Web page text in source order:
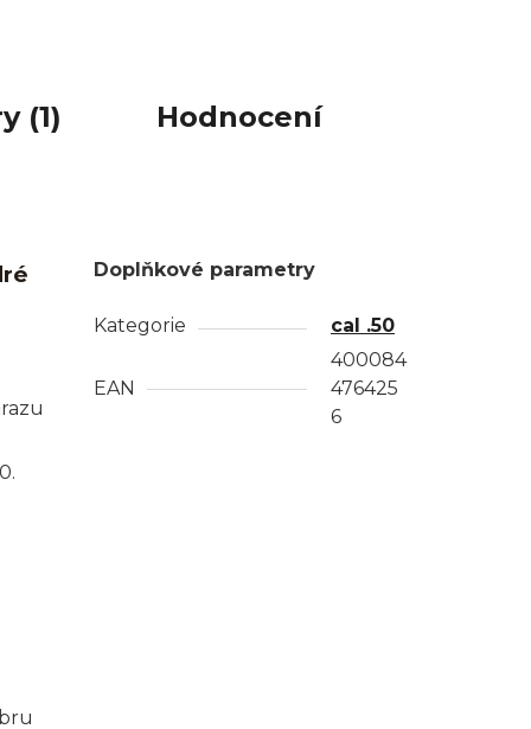
(1) Hodnocení
Doplňkové parametry
Kategorie cal .50
EAN
400084
476425
6